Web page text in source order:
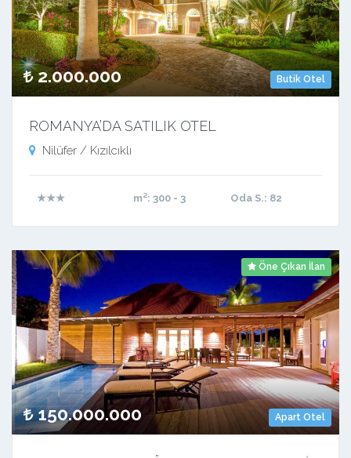
Butik Otel
2.000.000
ROMANYA’DA SATILIK OTEL
Nilüfer / Kızılcıklı
★★★ m²: 300 - 3 Oda S.: 82
Öne Çıkan İlan
Apart Otel
150.000.000